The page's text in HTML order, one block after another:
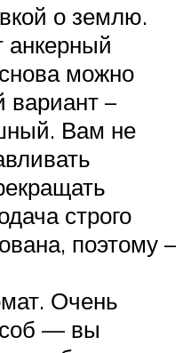
о землю.
анкерный
можно
вариант –
Вам не
строго
поэтому –
Очень
— вы